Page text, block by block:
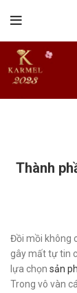
Thành
Đồi mồi không
gây mất tự tin
lựa chọn sản
Trong vô vàn